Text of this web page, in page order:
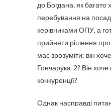
до Богдана, як багато
перебування на
керівниками ОПУ, а
прийняти рішення
має зрозуміти: він
Гончарука-2? Він хоче
конкуренції?
Однак насправді